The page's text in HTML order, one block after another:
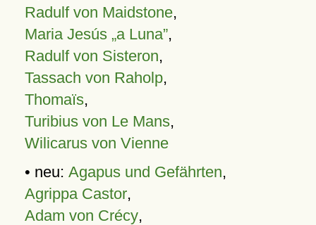
Radulf von Maidstone,
Maria Jesús „a Luna”,
Radulf von Sisteron,
Tassach von Raholp,
Thomaïs,
Turibius von Le Mans,
Wilicarus von Vienne
• neu: Agapus und Gefährten,
Agrippa Castor,
Adam von Crécy,